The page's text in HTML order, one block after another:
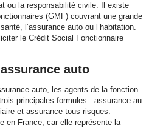
ou la responsabilité civile. Il existe
(GMF) couvrant une grande
l’assurance auto ou l’habitation.
le Crédit Social Fonctionnaire
auto
auto, les agents de la fonction
principales formules : assurance au
et assurance tous risques.
en France, car elle représente la